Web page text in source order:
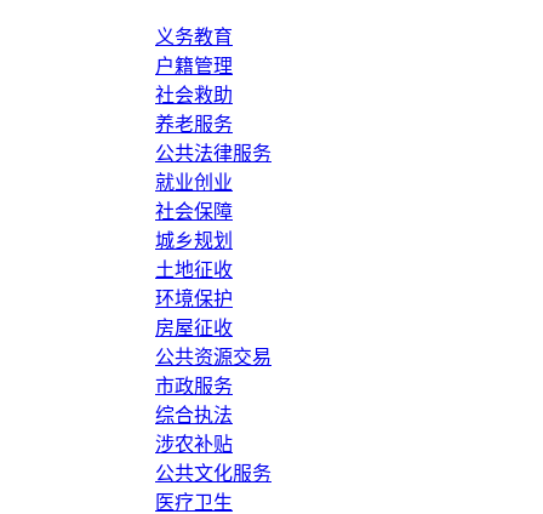
义务教育
户籍管理
社会救助
养老服务
公共法律服务
就业创业
社会保障
城乡规划
土地征收
环境保护
房屋征收
公共资源交易
市政服务
综合执法
涉农补贴
公共文化服务
医疗卫生